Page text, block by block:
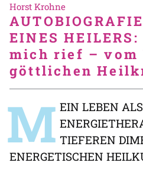
Horst Krohne
AUTOBIOGRAFIE
EINES
mich rief – vom
göttlichen
M EIN LEBEN ALS
TIEFEREN
ENERGETISCHEN